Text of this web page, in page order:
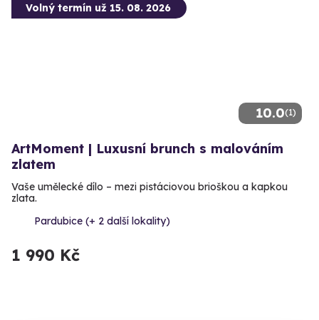
10.0(1)
Volný termín už 15. 08. 2026
ArtMoment | Luxusní brunch s malováním
zlatem
Vaše umělecké dílo – mezi pistáciovou brioškou a kapkou
zlata.
Pardubice (+ 2 další lokality)
1 990 Kč